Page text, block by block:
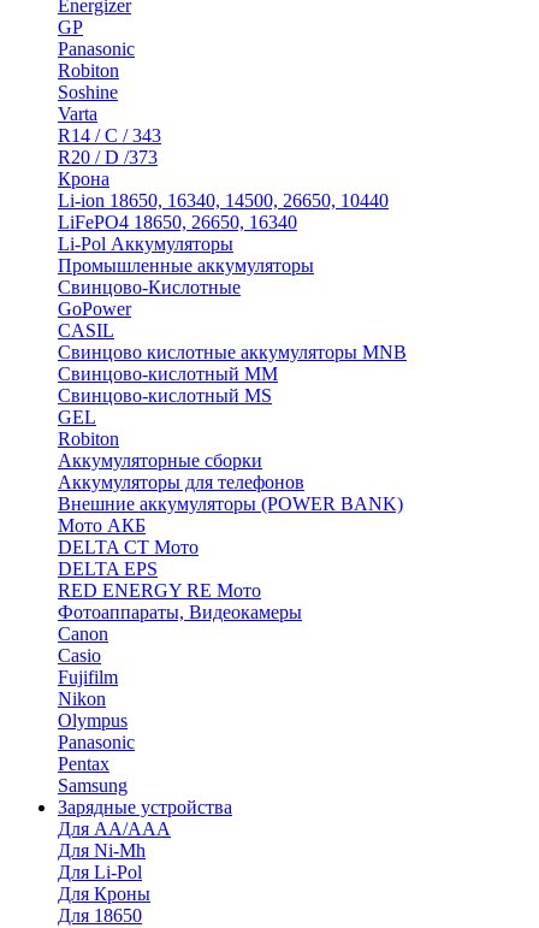
Energizer
GP
Panasonic
Robiton
Soshine
Varta
R14 / C / 343
R20 / D /373
Крона
Li-ion 18650, 16340, 14500, 26650, 10440
LiFePO4 18650, 26650, 16340
Li-Pol Аккумуляторы
Промышленные аккумуляторы
Свинцово-Кислотные
GoPower
CASIL
Свинцово кислотные аккумуляторы MNB
Cвинцово-кислотный MM
Cвинцово-кислотный MS
GEL
Robiton
Аккумуляторные сборки
Аккумуляторы для телефонов
Внешние аккумуляторы (POWER BANK)
Мото АКБ
DELTA CT Мото
DELTA EPS
RED ENERGY RE Мото
Фотоаппараты, Видеокамеры
Canon
Casio
Fujifilm
Nikon
Olympus
Panasonic
Pentax
Samsung
Зарядные устройства
Для AA/AAA
Для Ni-Mh
Для Li-Pol
Для Кроны
Для 18650